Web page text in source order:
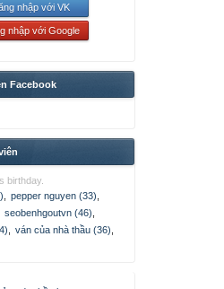
nhập với VK
nhập với Google
Facebook
birthday.
pepper nguyen (33)
seobenhgoutvn (46)
ván của nhà thầu (36)